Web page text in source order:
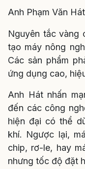
Anh Phạm Văn
Nguyên tắc vàng
tạo máy nông
Các sản phẩm
ứng dụng cao,
Anh Hát nhấn
đến các công
hiện đại có thể
khí. Ngược lại,
chip, rơ-le, hay
nhưng tốc độ đặt